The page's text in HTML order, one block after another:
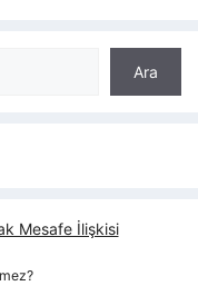
Ara
Mesafe İlişkisi